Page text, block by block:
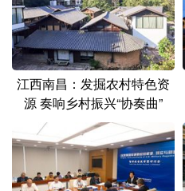
广东 广西
四川 贵州
陕西 甘肃
新疆 内蒙古
多语种频道
江西南昌：发掘农村特色资
源 奏响乡村振兴“协奏曲”